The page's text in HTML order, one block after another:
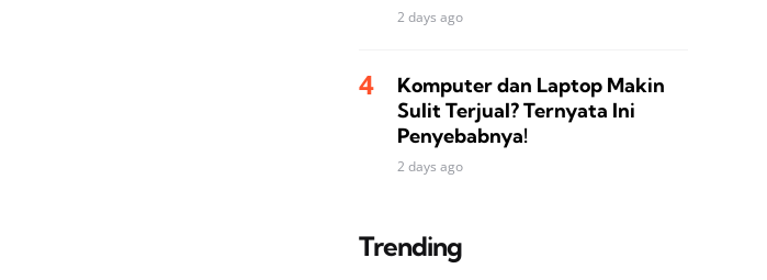
2 days ago
Komputer dan Laptop Makin
Sulit Terjual? Ternyata Ini
Penyebabnya!
2 days ago
Trending